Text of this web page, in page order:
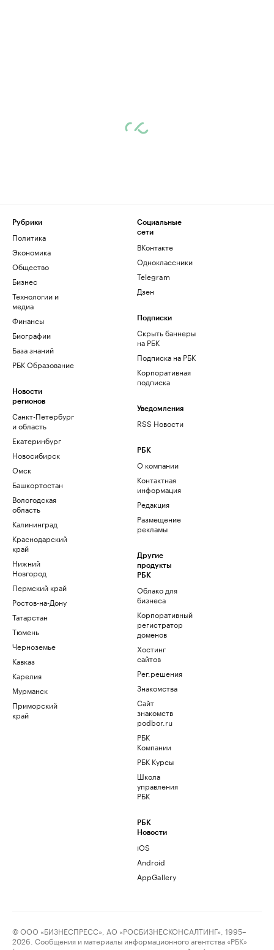
Рубрики
Политика
Экономика
Общество
Бизнес
Технологии и
медиа
Финансы
Биографии
База знаний
РБК Образование
Новости
регионов
Санкт-Петербург
и область
Екатеринбург
Новосибирск
Омск
Башкортостан
Вологодская
область
Калининград
Краснодарский
край
Нижний
Новгород
Пермский край
Ростов-на-Дону
Татарстан
Тюмень
Черноземье
Кавказ
Карелия
Мурманск
Приморский
край
Социальные
сети
ВКонтакте
Одноклассники
Telegram
Дзен
Подписки
Скрыть баннеры
на РБК
Подписка на РБК
Корпоративная
подписка
Уведомления
RSS Новости
РБК
О компании
Контактная
информация
Редакция
Размещение
рекламы
Другие
продукты
РБК
Облако для
бизнеса
Корпоративный
регистратор
доменов
Хостинг
сайтов
Рег.решения
Знакомства
Сайт
знакомств
podbor.ru
РБК
Компании
РБК Курсы
Школа
управления
РБК
РБК
Новости
iOS
Android
AppGallery
© ООО «БИЗНЕСПРЕСС», АО «РОСБИЗНЕСКОНСАЛТИНГ», 1995–
2026. Сообщения и материалы информационного агентства «РБК»